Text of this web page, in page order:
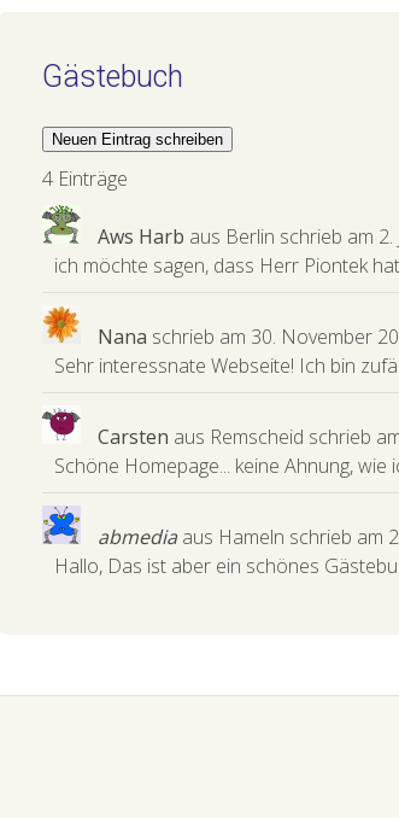
Gästebuch
4 Einträge
Aws Harb aus Berlin schrieb am 2.
ich möchte sagen, dass Herr Piontek
Nana schrieb am 30. November
Sehr interessnate Webseite! Ich bin
Carsten aus Remscheid schrieb
Schöne Homepage... keine Ahnung,
abmedia aus Hameln schrieb am
Hallo, Das ist aber ein schönes